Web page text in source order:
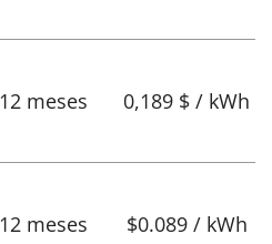
12 meses 0,189 $ / kWh
12 meses $0.089 / kWh